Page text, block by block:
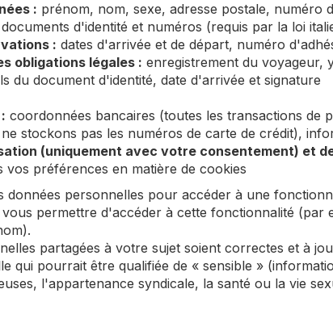
: prénom, nom, sexe, adresse postale, numéro
d'identité et numéros (requis par la loi
: dates d'arrivée et de départ, numéro
obligations légales : enregistrement du voyageur,
du document d'identité, date d'arrivée et signature
coordonnées bancaires (toutes les transactions de
stockons pas les numéros de carte de crédit),
(uniquement avec votre consentement) et
vos préférences en matière de cookies
données personnelles pour accéder à une
permettre d'accéder à cette fonctionnalité
partagées à votre sujet soient correctes et à
qui pourrait être qualifiée de « sensible »
l'appartenance syndicale, la santé ou la vie